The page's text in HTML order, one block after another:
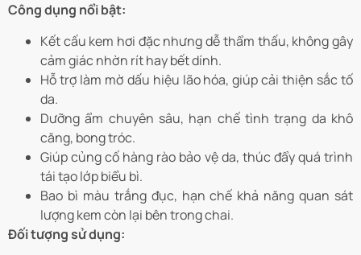
Công dụng nổi bật:
Kết cấu kem hơi đặc nhưng dễ thẩm thấu, không gây
cảm giác nhờn rít hay bết dính.
Hỗ trợ làm mờ dấu hiệu lão hóa, giúp cải thiện sắc tố
da.
Dưỡng ẩm chuyên sâu, hạn chế tình trạng da khô
căng, bong tróc.
Giúp củng cố hàng rào bảo vệ da, thúc đẩy quá trình
tái tạo lớp biểu bì.
Bao bì màu trắng đục, hạn chế khả năng quan sát
lượng kem còn lại bên trong chai.
Đối tượng sử dụng: